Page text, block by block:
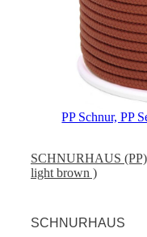
PP Schnur, PP
SCHNURHAUS
light brown )
SCHNURHAUS